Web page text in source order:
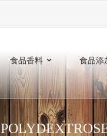
食品香料 食品添